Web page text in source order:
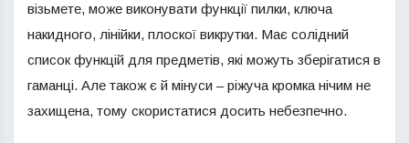
візьмете, може виконувати функції пилки, ключа
накидного, лінійки, плоскої викрутки. Має солідний
список функцій для предметів, які можуть зберігатися в
гаманці. Але також є й мінуси – ріжуча кромка нічим не
захищена, тому скористатися досить небезпечно.